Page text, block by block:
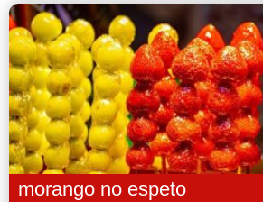
morango no espeto